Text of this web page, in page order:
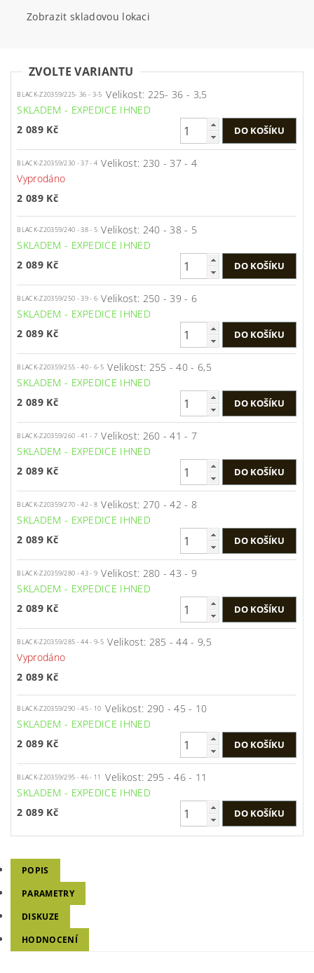
Zobrazit skladovou lokaci
ZVOLTE VARIANTU
BLACK-Z20359/225- 36 - 3-5 Velikost: 225- 36 - 3,5
SKLADEM - EXPEDICE IHNED
2 089 Kč
BLACK-Z20359/230 - 37 - 4 Velikost: 230 - 37 - 4
Vyprodáno
2 089 Kč
BLACK-Z20359/240 - 38 - 5 Velikost: 240 - 38 - 5
SKLADEM - EXPEDICE IHNED
2 089 Kč
BLACK-Z20359/250 - 39 - 6 Velikost: 250 - 39 - 6
SKLADEM - EXPEDICE IHNED
2 089 Kč
BLACK-Z20359/255 - 40 - 6-5 Velikost: 255 - 40 - 6,5
SKLADEM - EXPEDICE IHNED
2 089 Kč
BLACK-Z20359/260 - 41 - 7 Velikost: 260 - 41 - 7
SKLADEM - EXPEDICE IHNED
2 089 Kč
BLACK-Z20359/270 - 42 - 8 Velikost: 270 - 42 - 8
SKLADEM - EXPEDICE IHNED
2 089 Kč
BLACK-Z20359/280 - 43 - 9 Velikost: 280 - 43 - 9
SKLADEM - EXPEDICE IHNED
2 089 Kč
BLACK-Z20359/285 - 44 - 9-5 Velikost: 285 - 44 - 9,5
Vyprodáno
2 089 Kč
BLACK-Z20359/290 - 45 - 10 Velikost: 290 - 45 - 10
SKLADEM - EXPEDICE IHNED
2 089 Kč
BLACK-Z20359/295 - 46 - 11
Velikost: 295 - 46 - 11
SKLADEM - EXPEDICE IHNED
2 089 Kč
POPIS
PARAMETRY
DISKUZE
HODNOCENÍ